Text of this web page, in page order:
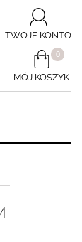
TWOJE KONTO
​0
MÓJ KOSZYK